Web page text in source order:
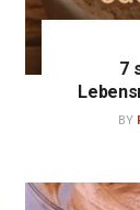
7
BY